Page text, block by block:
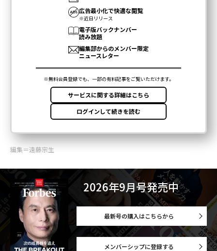
編集＝遠藤宗生
2026年9月号発売中
最新号の購入はこちらから
メンバーシップに登録する